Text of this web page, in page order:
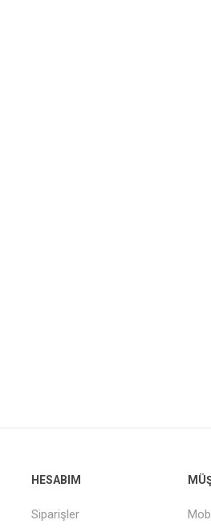
HESABIM
Siparişler